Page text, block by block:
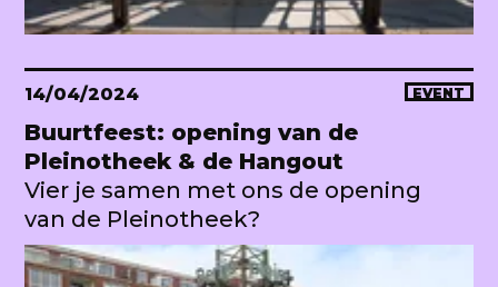
14/04/2024 EVENT
Buurtfeest: opening van de
Pleinotheek & de Hangout
Vier je samen met ons de opening
van de Pleinotheek?